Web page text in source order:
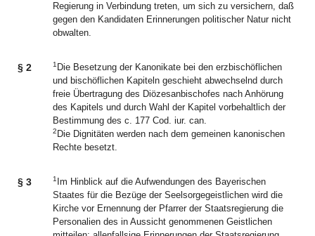
Regierung in Verbindung treten, um sich zu versichern, daß
gegen den Kandidaten Erinnerungen politischer Natur nicht
obwalten.
§ 2 1 Die Besetzung der Kanonikate bei den erzbischöflichen
und bischöflichen Kapiteln geschieht abwechselnd durch
freie Übertragung des Diözesanbischofes nach Anhörung
des Kapitels und durch Wahl der Kapitel vorbehaltlich der
Bestimmung des c. 177 Cod. iur. can.
2 Die Dignitäten werden nach dem gemeinen kanonischen
Rechte besetzt.
§ 3 1 Im Hinblick auf die Aufwendungen des Bayerischen
Staates für die Bezüge der Seelsorgegeistlichen wird die
Kirche vor Ernennung der Pfarrer der Staatsregierung die
Personalien des in Aussicht genommenen Geistlichen